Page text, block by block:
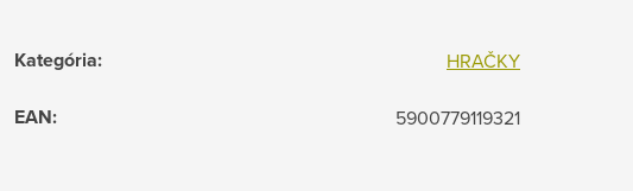
Kategória: HRAČKY
EAN: 5900779119321